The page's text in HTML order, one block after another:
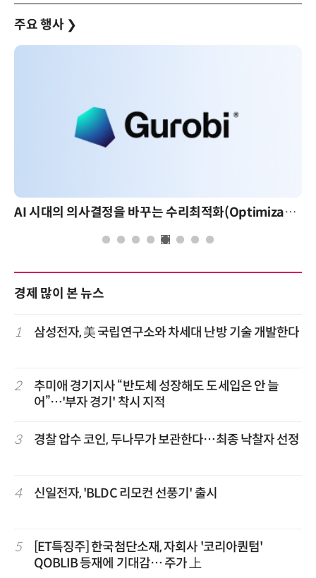
주요 행사 ❯
AI 시대의 의사결정을 바꾸는 수리최적화(Optimization): 실제 산업 적용 사례와 활용 전략 AI 핀옵스 실전
경제 많이 본 뉴스
1 삼성전자, 美 국립연구소와 차세대 난방 기술 개발한다
2
추미애 경기지사 “반도체 성장해도 도세입은 안 늘
어”…'부자 경기' 착시 지적
3 경찰 압수 코인, 두나무가 보관한다…최종 낙찰자 선정
4 신일전자, 'BLDC 리모컨 선풍기' 출시
5
[ET특징주] 한국첨단소재, 자회사 '코리아퀀텀'
QOBLIB 등재에 기대감… 주가 上